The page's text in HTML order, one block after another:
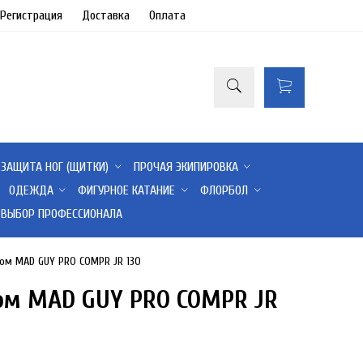
Доставка Оплата
ЗАЩИТА НОГ (ЩИТКИ)
ПРОЧАЯ ЭКИПИРОВКА
ОДЕЖДА
ФИГУРНОЕ КАТАНИЕ
ФЛОРБОЛ
ВЫБОР ПРОФЕССИОНАЛА
GUY PRO COMPR JR 130
GUY PRO COMPR JR